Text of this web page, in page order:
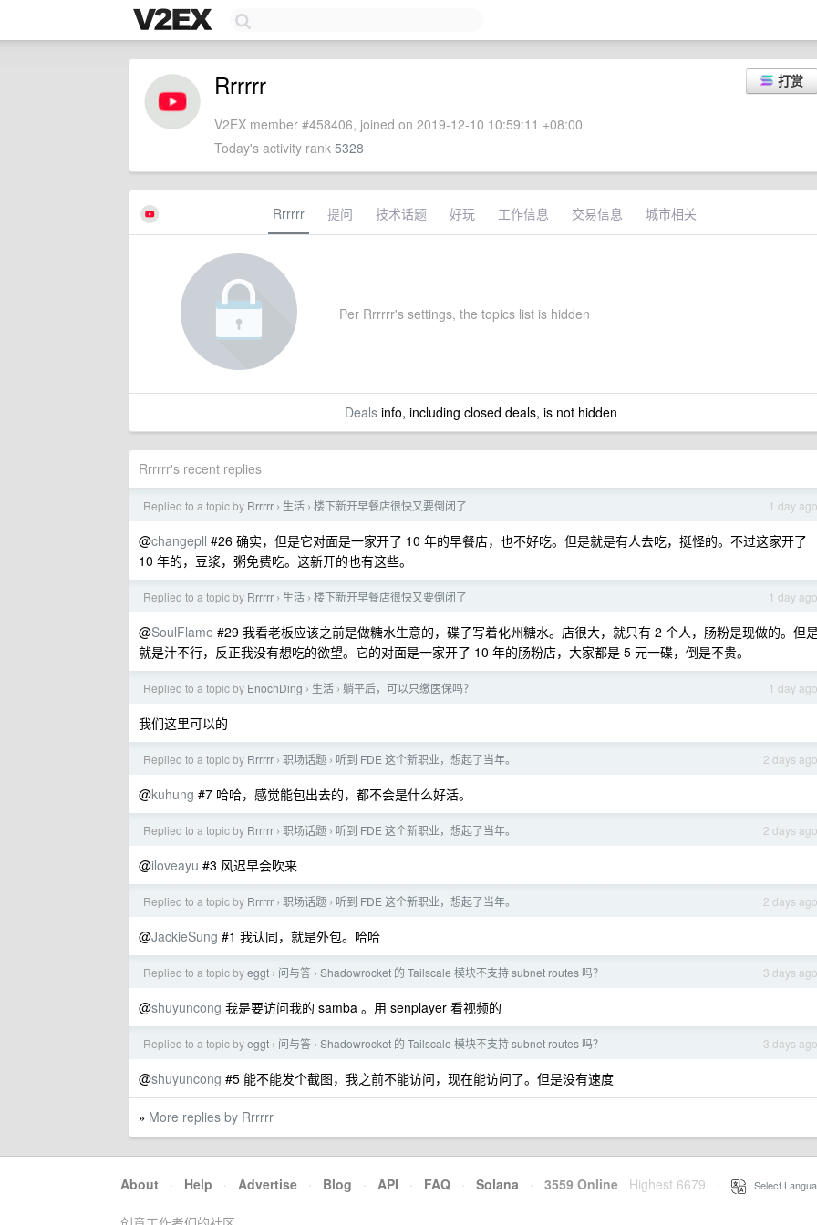
打赏
Rrrrrr
V2EX member #458406, joined on 2019-12-10 10:59:11 +08:00
Today's activity rank 5328
Rrrrrr 提问 技术话题 好玩 工作信息 交易信息 城市相关
Per Rrrrrr's settings, the topics list is hidden
Dealsinfo, including closed deals, is not hidden
Rrrrrr's recent replies
1 day ago
Replied to a topic by Rrrrrr › 生活 › 楼下新开早餐店很快又要倒闭了
@changepll #26 确实，但是它对面是一家开了 10 年的早餐店，也不好吃。但是就是有人去吃，挺怪的。不过这家开了
10 年的，豆浆，粥免费吃。这新开的也有这些。
1 day ago
Replied to a topic by Rrrrrr › 生活 › 楼下新开早餐店很快又要倒闭了
@SoulFlame #29 我看老板应该之前是做糖水生意的，碟子写着化州糖水。店很大，就只有 2 个人，肠粉是现做的。但
就是汁不行，反正我没有想吃的欲望。它的对面是一家开了 10 年的肠粉店，大家都是 5 元一碟，倒是不贵。
1 day ago
Replied to a topic by EnochDing › 生活 › 躺平后，可以只缴医保吗？
我们这里可以的
2 days ago
Replied to a topic by Rrrrrr › 职场话题 › 听到 FDE 这个新职业，想起了当年。
@kuhung #7 哈哈，感觉能包出去的，都不会是什么好活。
2 days ago
Replied to a topic by Rrrrrr › 职场话题 › 听到 FDE 这个新职业，想起了当年。
@iloveayu #3 风迟早会吹来
2 days ago
Replied to a topic by Rrrrrr › 职场话题 › 听到 FDE 这个新职业，想起了当年。
@JackieSung #1 我认同，就是外包。哈哈
3 days ago
Replied to a topic byeggt › 问与答 › Shadowrocket 的 Tailscale 模块不支持 subnet routes 吗？
@shuyuncong 我是要访问我的 samba 。用 senplayer 看视频的
3 days ago
Replied to a topic byeggt › 问与答 › Shadowrocket 的 Tailscale 模块不支持 subnet routes 吗？
@shuyuncong #5 能不能发个截图，我之前不能访问，现在能访问了。但是没有速度
» More replies by Rrrrrr
About · Help · Advertise · Blog · API · FAQ · Solana · 3559 Online Highest 6679 Select